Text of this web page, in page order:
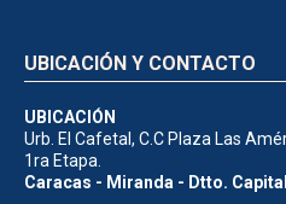
UBICACIÓN Y CONTACTO
UBICACIÓN
Urb. El Cafetal, C.C Plaza Las
1ra Etapa.
Caracas - Miranda - Dtto.